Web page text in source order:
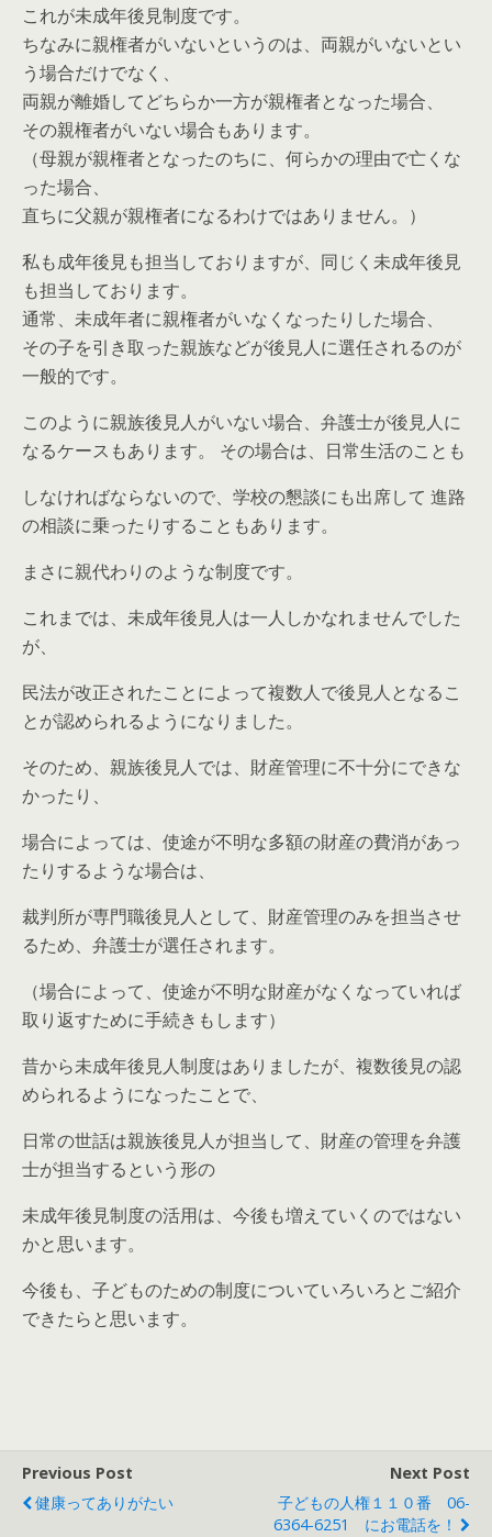
これが未成年後見制度です。
ちなみに親権者がいないというのは、両親がいないとい
う場合だけでなく、
両親が離婚してどちらか一方が親権者となった場合、
その親権者がいない場合もあります。
（母親が親権者となったのちに、何らかの理由で亡くな
った場合、
直ちに父親が親権者になるわけではありません。）
私も成年後見も担当しておりますが、同じく未成年後見
も担当しております。
通常、未成年者に親権者がいなくなったりした場合、
その子を引き取った親族などが後見人に選任されるのが
一般的です。
このように親族後見人がいない場合、弁護士が後見人に
なるケースもあります。 その場合は、日常生活のことも
しなければならないので、学校の懇談にも出席して 進路
の相談に乗ったりすることもあります。
まさに親代わりのような制度です。
これまでは、未成年後見人は一人しかなれませんでした
が、
民法が改正されたことによって複数人で後見人となるこ
とが認められるようになりました。
そのため、親族後見人では、財産管理に不十分にできな
かったり、
場合によっては、使途が不明な多額の財産の費消があっ
たりするような場合は、
裁判所が専門職後見人として、財産管理のみを担当させ
るため、弁護士が選任されます。
（場合によって、使途が不明な財産がなくなっていれば
取り返すために手続きもします）
昔から未成年後見人制度はありましたが、複数後見の認
められるようになったことで、
日常の世話は親族後見人が担当して、財産の管理を弁護
士が担当するという形の
未成年後見制度の活用は、今後も増えていくのではない
かと思います。
今後も、子どものための制度についていろいろとご紹介
できたらと思います。
Previous Post
健康ってありがたい
Next Post
子どもの人権１１０番 06-
6364-6251 にお電話を！